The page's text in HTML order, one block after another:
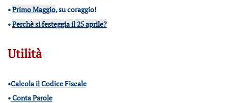
•Primo Maggio, su coraggio!
•Perchè si festeggia il 25 aprile?
Utilità
•Calcola il Codice Fiscale
•Conta Parole